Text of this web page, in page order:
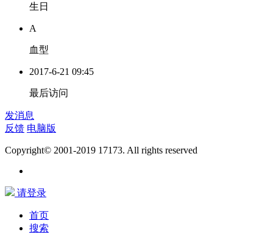
生日
A
血型
2017-6-21 09:45
最后访问
发消息
反馈 电脑版
Copyright© 2001-2019 17173. All rights reserved
请登录
首页
搜索